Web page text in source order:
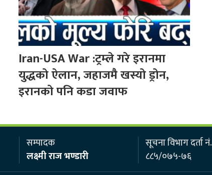
Iran-USA War :ट्रम्ले गरे इरानमा
युद्धको ऐलान, जहाजमै खस्यो ड्रोन,
इरानको पनि कडा जवाफ
सम्पादक
लक्ष्मी राज भण्डारी
सूचना विभाग दर्ता नं.
८८५/०७५-७६